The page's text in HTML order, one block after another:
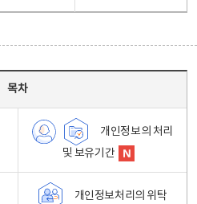
목차
개인정보의 처리
및 보유기간
개인정보처리의 위탁